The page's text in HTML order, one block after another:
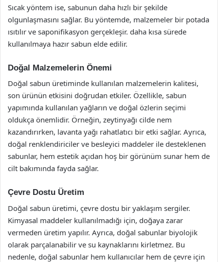
Sıcak yöntem ise, sabunun daha hızlı bir şekilde
olgunlaşmasını sağlar. Bu yöntemde, malzemeler bir potada
ısıtılır ve saponifikasyon gerçekleşir. daha kısa sürede
kullanılmaya hazır sabun elde edilir.
Doğal Malzemelerin Önemi
Doğal sabun üretiminde kullanılan malzemelerin kalitesi,
son ürünün etkisini doğrudan etkiler. Özellikle, sabun
yapımında kullanılan yağların ve doğal özlerin seçimi
oldukça önemlidir. Örneğin, zeytinyağı cilde nem
kazandırırken, lavanta yağı rahatlatıcı bir etki sağlar. Ayrıca,
doğal renklendiriciler ve besleyici maddeler ile desteklenen
sabunlar, hem estetik açıdan hoş bir görünüm sunar hem de
cilt bakımında fayda sağlar.
Çevre Dostu Üretim
Doğal sabun üretimi, çevre dostu bir yaklaşım sergiler.
Kimyasal maddeler kullanılmadığı için, doğaya zarar
vermeden üretim yapılır. Ayrıca, doğal sabunlar biyolojik
olarak parçalanabilir ve su kaynaklarını kirletmez. Bu
nedenle, doğal sabunlar hem kullanıcılar hem de çevre için